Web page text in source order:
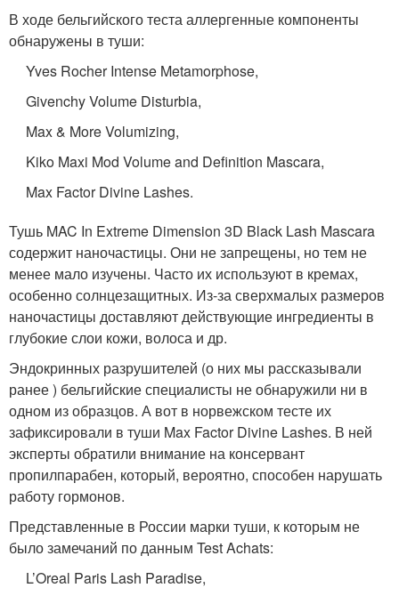
В ходе бельгийского теста аллергенные компоненты
обнаружены в туши:
Yves Rocher Intense Metamorphose,
Givenchy Volume Disturbia,
Max & More Volumizing,
Kiko Maxi Mod Volume and Definition Mascara,
Max Factor Divine Lashes.
Тушь MAC In Extreme Dimension 3D Black Lash Mascara
содержит наночастицы. Они не запрещены, но тем не
менее мало изучены. Часто их используют в кремах,
особенно солнцезащитных. Из-за сверхмалых размеров
наночастицы доставляют действующие ингредиенты в
глубокие слои кожи, волоса и др.
Эндокринных разрушителей (о них мы рассказывали
ранее ) бельгийские специалисты не обнаружили ни в
одном из образцов. А вот в норвежском тесте их
зафиксировали в туши Max Factor Divine Lashes. В ней
эксперты обратили внимание на консервант
пропилпарабен, который, вероятно, способен нарушать
работу гормонов.
Представленные в России марки туши, к которым не
было замечаний по данным Test Achats:
L’Oreal Paris Lash Paradise,